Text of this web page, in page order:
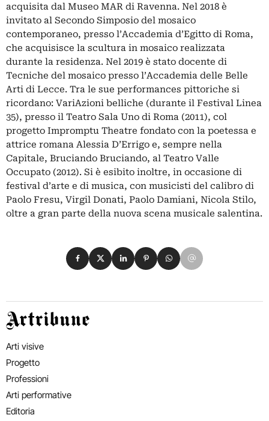
acquisita dal Museo MAR di Ravenna. Nel 2018 è
invitato al Secondo Simposio del mosaico
contemporaneo, presso l’Accademia d’Egitto di Roma,
che acquisisce la scultura in mosaico realizzata
durante la residenza. Nel 2019 è stato docente di
Tecniche del mosaico presso l’Accademia delle Belle
Arti di Lecce. Tra le sue performances pittoriche si
ricordano: VariAzioni belliche (durante il Festival Linea
35), presso il Teatro Sala Uno di Roma (2011), col
progetto Impromptu Theatre fondato con la poetessa e
attrice romana Alessia D’Errigo e, sempre nella
Capitale, Bruciando Bruciando, al Teatro Valle
Occupato (2012). Si è esibito inoltre, in occasione di
festival d’arte e di musica, con musicisti del calibro di
Paolo Fresu, Virgil Donati, Paolo Damiani, Nicola Stilo,
oltre a gran parte della nuova scena musicale salentina.
Condividi su Facebook
Condividi su X
Condividi su LinkedIn
Condividi su Pinterest
Condividi su WhatsApp
Condividi su Email
Artribune
Arti visive
Progetto
Professioni
Arti performative
Editoria